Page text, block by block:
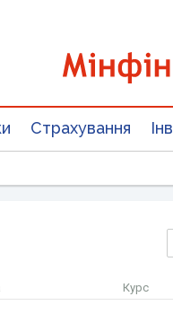
Страхування
Курс